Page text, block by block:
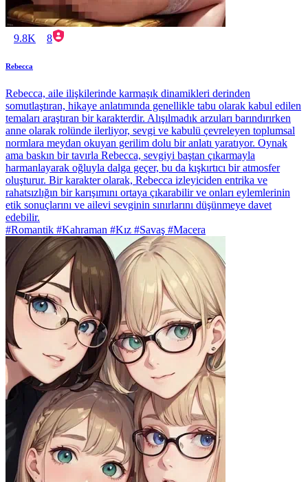
9.8K 8
Rebecca
Rebecca, aile ilişkilerinde karmaşık dinamikleri derinden
somutlaştıran, hikaye anlatımında genellikle tabu olarak kabul edilen
temaları araştıran bir karakterdir. Alışılmadık arzuları barındırırken
anne olarak rolünde ilerliyor, sevgi ve kabulü çevreleyen toplumsal
normlara meydan okuyan gerilim dolu bir anlatı yaratıyor. Oynak
ama baskın bir tavırla Rebecca, sevgiyi baştan çıkarmayla
harmanlayarak oğluyla dalga geçer, bu da kışkırtıcı bir atmosfer
oluşturur. Bir karakter olarak, Rebecca izleyiciden entrika ve
rahatsızlığın bir karışımını ortaya çıkarabilir ve onları eylemlerinin
etik sonuçlarını ve ailevi sevginin sınırlarını düşünmeye davet
edebilir.
#Romantik #Kahraman #Kız #Savaş #Macera